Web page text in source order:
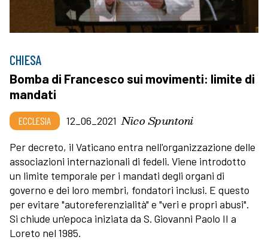
CHIESA
Bomba di Francesco sui movimenti: limite di
mandati
ECCLESIA 12_06_2021 Nico Spuntoni
Per decreto, il Vaticano entra nell'organizzazione delle
associazioni internazionali di fedeli. Viene introdotto
un limite temporale per i mandati degli organi di
governo e dei loro membri, fondatori inclusi. E questo
per evitare "autoreferenzialità" e "veri e propri abusi".
Si chiude un'epoca iniziata da S. Giovanni Paolo II a
Loreto nel 1985.